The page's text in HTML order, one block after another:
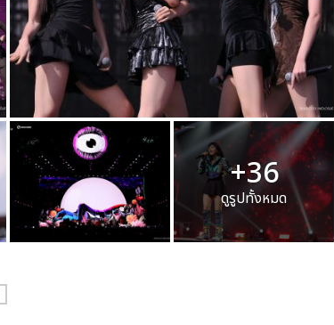
+36
ดูรูปทั้งหมด